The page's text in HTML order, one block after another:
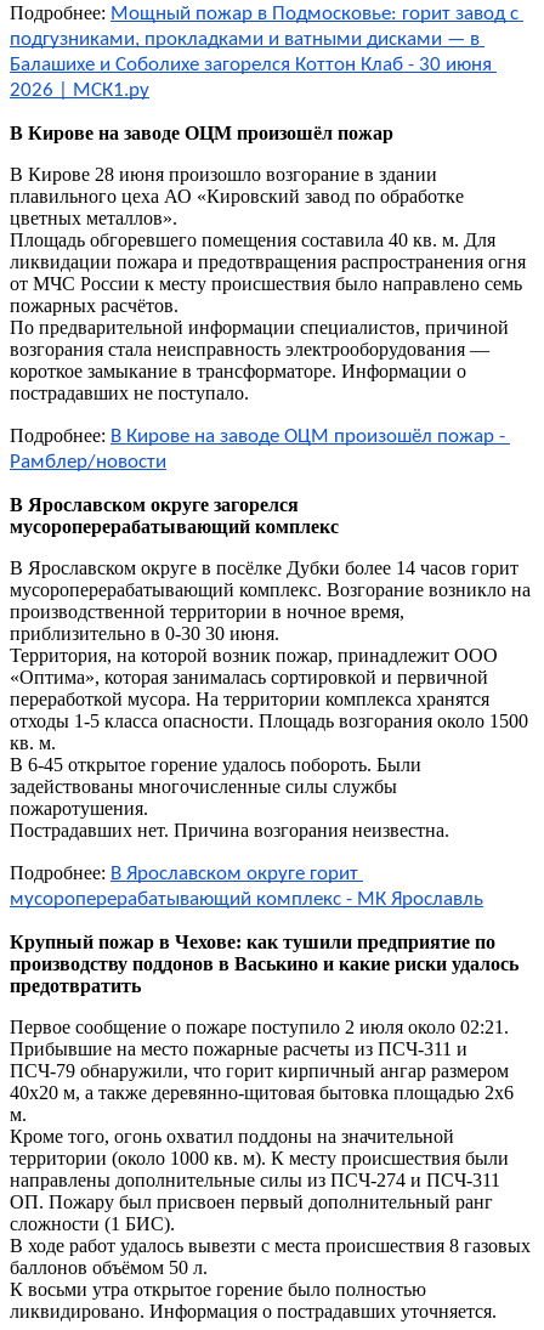
Подробнее: Мощный пожар в Подмосковье: горит завод с
подгузниками, прокладками и ватными дисками — в
Балашихе и Соболихе загорелся Коттон Клаб - 30 июня
2026 | МСК1.ру
В Кирове на заводе ОЦМ произошёл пожар
В Кирове 28 июня произошло возгорание в здании
плавильного цеха АО «Кировский завод по обработке
цветных металлов».
Площадь обгоревшего помещения составила 40 кв. м. Для
ликвидации пожара и предотвращения распространения огня
от МЧС России к месту происшествия было направлено семь
пожарных расчётов.
По предварительной информации специалистов, причиной
возгорания стала неисправность электрооборудования —
короткое замыкание в трансформаторе. Информации о
пострадавших не поступало.
Подробнее: В Кирове на заводе ОЦМ произошёл пожар -
Рамблер/новости
В Ярославском округе загорелся
мусороперерабатывающий комплекс
В Ярославском округе в посёлке Дубки более 14 часов горит
мусороперерабатывающий комплекс. Возгорание возникло на
производственной территории в ночное время,
приблизительно в 0-30 30 июня.
Территория, на которой возник пожар, принадлежит ООО
«Оптима», которая занималась сортировкой и первичной
переработкой мусора. На территории комплекса хранятся
отходы 1-5 класса опасности. Площадь возгорания около 1500
кв. м.
В 6-45 открытое горение удалось побороть. Были
задействованы многочисленные силы службы
пожаротушения.
Пострадавших нет. Причина возгорания неизвестна.
Подробнее: В Ярославском округе горит
мусороперерабатывающий комплекс - МК Ярославль
Крупный пожар в Чехове: как тушили предприятие по
производству поддонов в Васькино и какие риски удалось
предотвратить
Первое сообщение о пожаре поступило 2 июля около 02:21.
Прибывшие на место пожарные расчеты из ПСЧ-311 и
ПСЧ-79 обнаружили, что горит кирпичный ангар размером
40х20 м, а также деревянно-щитовая бытовка площадью 2х6
м.
Кроме того, огонь охватил поддоны на значительной
территории (около 1000 кв. м). К месту происшествия были
направлены дополнительные силы из ПСЧ-274 и ПСЧ-311
ОП. Пожару был присвоен первый дополнительный ранг
сложности (1 БИС).
В ходе работ удалось вывезти с места происшествия 8 газовых
баллонов объёмом 50 л.
К восьми утра открытое горение было полностью
ликвидировано. Информация о пострадавших уточняется.